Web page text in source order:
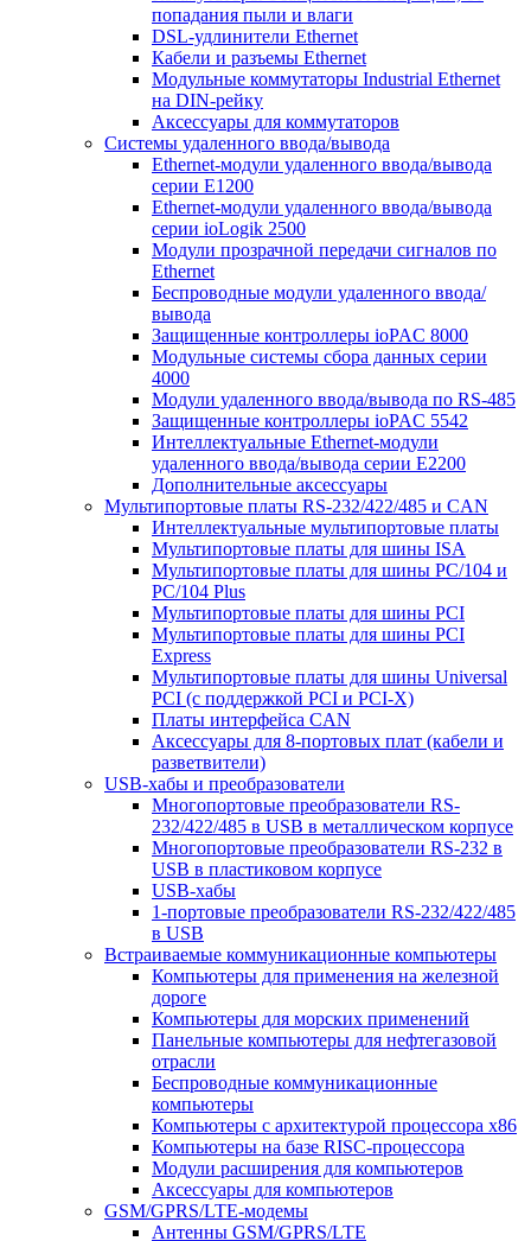
попадания пыли и влаги
DSL-удлинители Ethernet
Кабели и разъемы Ethernet
Модульные коммутаторы Industrial Ethernet
на DIN-рейку
Аксессуары для коммутаторов
Системы удаленного ввода/вывода
Ethernet-модули удаленного ввода/вывода
серии E1200
Ethernet-модули удаленного ввода/вывода
серии ioLogik 2500
Модули прозрачной передачи сигналов по
Ethernet
Беспроводные модули удаленного ввода/
вывода
Защищенные контроллеры ioPAC 8000
Модульные системы сбора данных серии
4000
Модули удаленного ввода/вывода по RS-485
Защищенные контроллеры ioPAC 5542
Интеллектуальные Ethernet-модули
удаленного ввода/вывода серии E2200
Дополнительные аксессуары
Мультипортовые платы RS-232/422/485 и CAN
Интеллектуальные мультипортовые платы
Мультипортовые платы для шины ISA
Мультипортовые платы для шины PC/104 и
PC/104 Plus
Мультипортовые платы для шины PCI
Мультипортовые платы для шины PCI
Express
Мультипортовые платы для шины Universal
PCI (с поддержкой PCI и PCI-X)
Платы интерфейса CAN
Аксессуары для 8-портовых плат (кабели и
разветвители)
USB-хабы и преобразователи
Многопортовые преобразователи RS-
232/422/485 в USB в металлическом корпусе
Многопортовые преобразователи RS-232 в
USB в пластиковом корпусе
USB-хабы
1-портовые преобразователи RS-232/422/485
в USB
Встраиваемые коммуникационные компьютеры
Компьютеры для применения на железной
дороге
Компьютеры для морских применений
Панельные компьютеры для нефтегазовой
отрасли
Беспроводные коммуникационные
компьютеры
Компьютеры с архитектурой процессора x86
Компьютеры на базе RISC-процессора
Модули расширения для компьютеров
Аксессуары для компьютеров
GSM/GPRS/LTE-модемы
Антенны GSM/GPRS/LTE